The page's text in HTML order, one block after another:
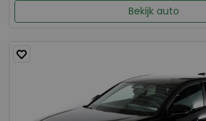
Bekijk auto